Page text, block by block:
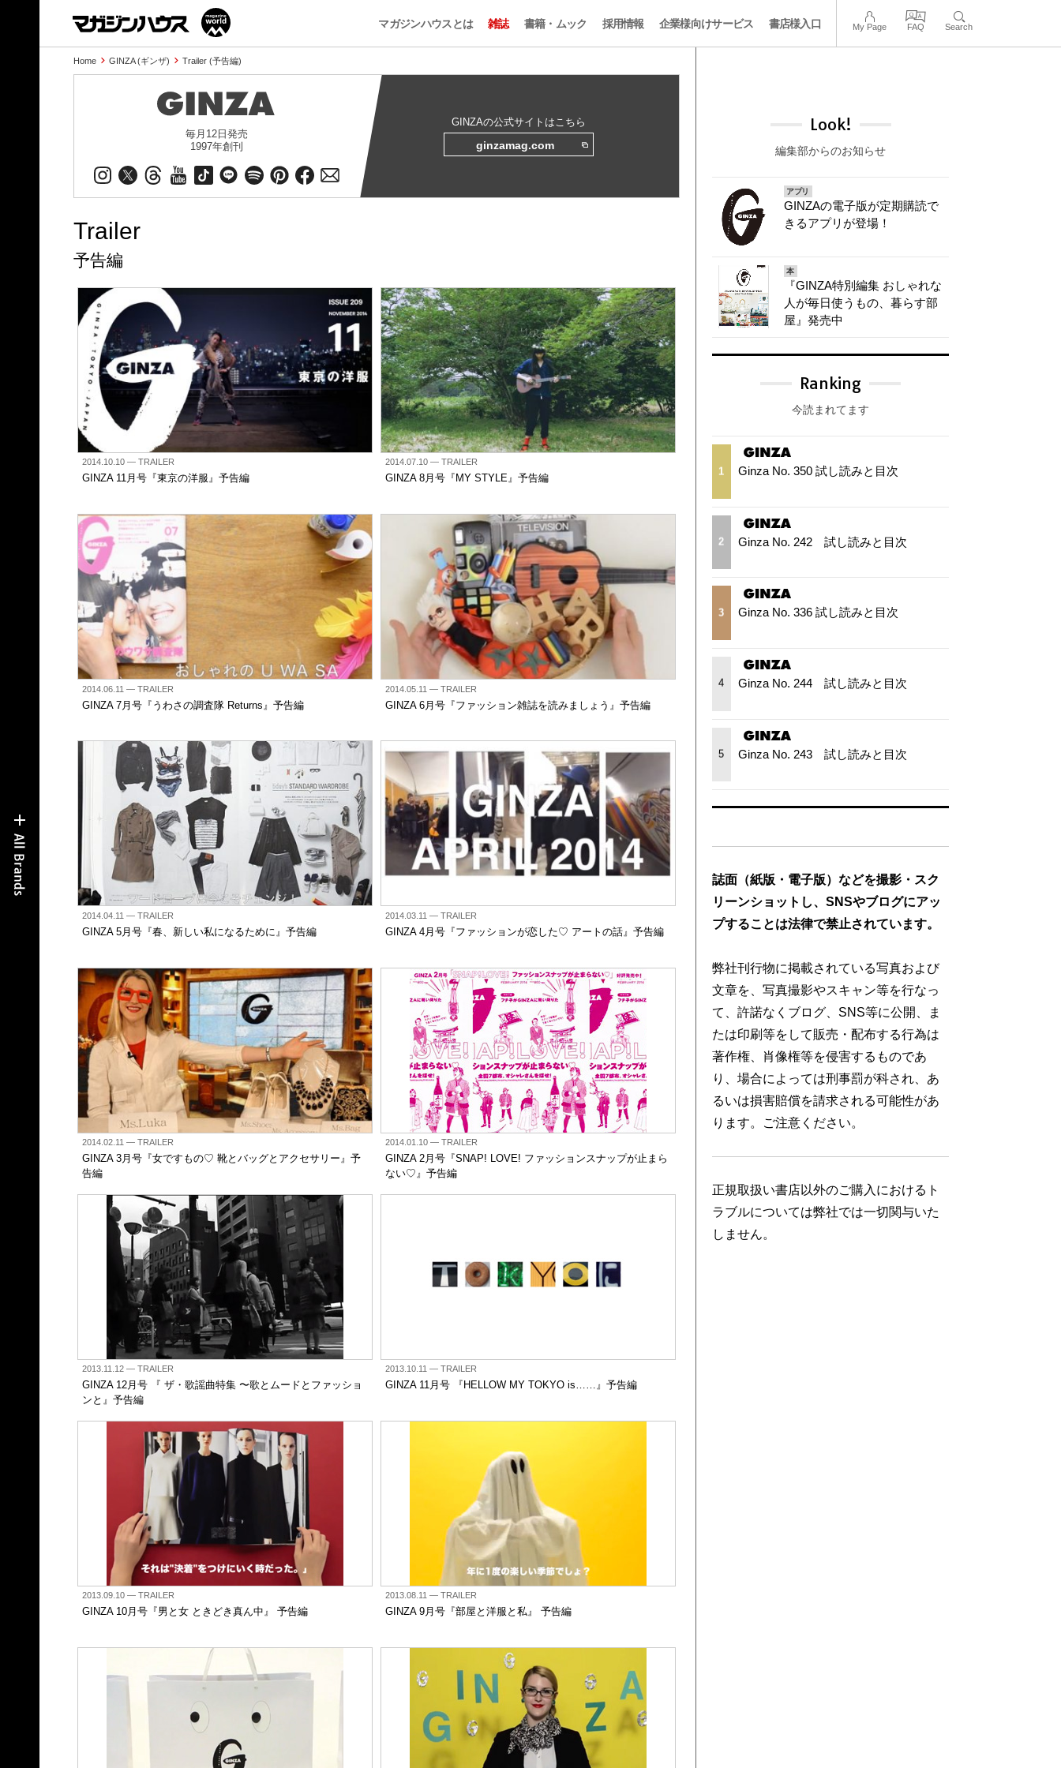
マガジンハウスとは 雑誌 書籍・ムック 採用情報 企業様向けサービス 書店様入口 My Page FAQ Search
Home GINZA (ギンザ) Trailer (予告編)
毎月12日発売
1997年創刊
GINZAの公式サイトはこちら
ginzamag.com
Trailer
予告編
2014.10.10 — TRAILER
GINZA 11月号『東京の洋服』予告編
2014.07.10 — TRAILER
GINZA 8月号『MY STYLE』予告編
2014.06.11 — TRAILER
GINZA 7月号『うわさの調査隊 Returns』予告編
2014.05.11 — TRAILER
GINZA 6月号『ファッション雑誌を読みましょう』予告編
2014.04.11 — TRAILER
GINZA 5月号『春、新しい私になるために』予告編
2014.03.11 — TRAILER
GINZA 4月号『ファッションが恋した♡ アートの話』予告編
2014.02.11 — TRAILER
GINZA 3月号『女ですもの♡ 靴とバッグとアクセサリー』予
告編
2014.01.10 — TRAILER
GINZA 2月号『SNAP! LOVE! ファッションスナップが止まら
ない♡』予告編
2013.11.12 — TRAILER
GINZA 12月号 『 ザ・歌謡曲特集 〜歌とムードとファッショ
ンと』予告編
2013.10.11 — TRAILER
GINZA 11月号 『HELLOW MY TOKYO is……』予告編
2013.09.10 — TRAILER
GINZA 10月号『男と女 ときどき真ん中』 予告編
2013.08.11 — TRAILER
GINZA 9月号『部屋と洋服と私』 予告編
Look!
編集部からのお知らせ
アプリ
GINZAの電子版が定期購読で
きるアプリが登場！
本
『GINZA特別編集 おしゃれな
人が毎日使うもの、暮らす部
屋』発売中
Ranking
今読まれてます
1 Ginza No. 350 試し読みと目次
2 Ginza No. 242 試し読みと目次
3 Ginza No. 336 試し読みと目次
4 Ginza No. 244 試し読みと目次
5 Ginza No. 243 試し読みと目次
誌面（紙版・電子版）などを撮影・スク
リーンショットし、SNSやブログにアッ
プすることは法律で禁止されています。
弊社刊行物に掲載されている写真および
文章を、写真撮影やスキャン等を行なっ
て、許諾なくブログ、SNS等に公開、ま
たは印刷等をして販売・配布する行為は
著作権、肖像権等を侵害するものであ
り、場合によっては刑事罰が科され、あ
るいは損害賠償を請求される可能性があ
ります。ご注意ください。
正規取扱い書店以外のご購入におけるト
ラブルについては弊社では一切関与いた
しません。